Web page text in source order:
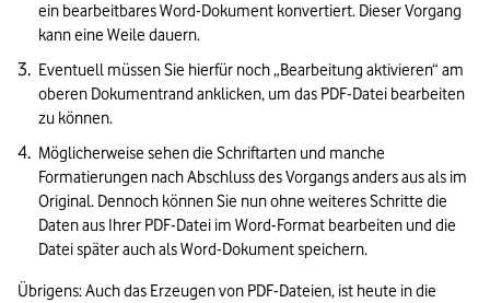
ein bearbeitbares Word-Dokument konvertiert. Dieser Vorgang
kann eine Weile dauern.
Eventuell müssen Sie hierfür noch „Bearbeitung aktivieren“ am
oberen Dokumentrand anklicken, um das PDF-Datei bearbeiten
zu können.
Möglicherweise sehen die Schriftarten und manche
Formatierungen nach Abschluss des Vorgangs anders aus als im
Original. Dennoch können Sie nun ohne weiteres Schritte die
Daten aus Ihrer PDF-Datei im Word-Format bearbeiten und die
Datei später auch als Word-Dokument speichern.
Übrigens: Auch das Erzeugen von PDF-Dateien, ist heute in die